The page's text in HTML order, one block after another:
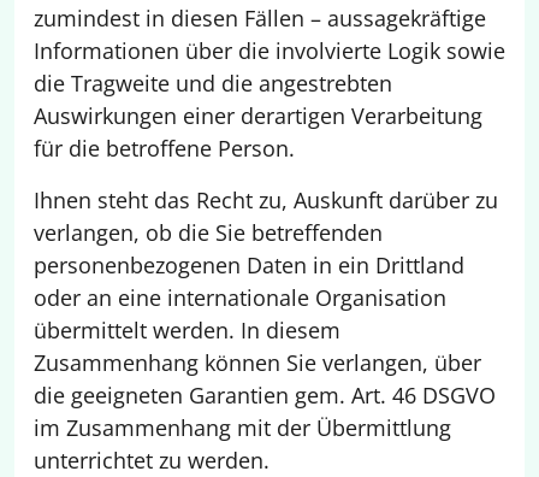
zumindest in diesen Fällen – aussagekräftige
Informationen über die involvierte Logik sowie
die Tragweite und die angestrebten
Auswirkungen einer derartigen Verarbeitung
für die betroffene Person.
Ihnen steht das Recht zu, Auskunft darüber zu
verlangen, ob die Sie betreffenden
personenbezogenen Daten in ein Drittland
oder an eine internationale Organisation
übermittelt werden. In diesem
Zusammenhang können Sie verlangen, über
die geeigneten Garantien gem. Art. 46 DSGVO
im Zusammenhang mit der Übermittlung
unterrichtet zu werden.